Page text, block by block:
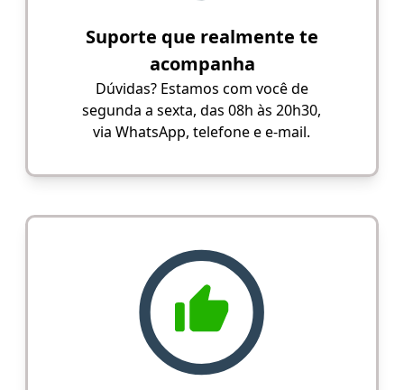
Suporte que realmente te
acompanha
Dúvidas? Estamos com você de
segunda a sexta, das 08h às 20h30,
via WhatsApp, telefone e e-mail.